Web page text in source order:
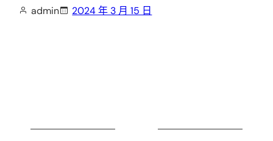
admin 2024 年 3 月 15 日